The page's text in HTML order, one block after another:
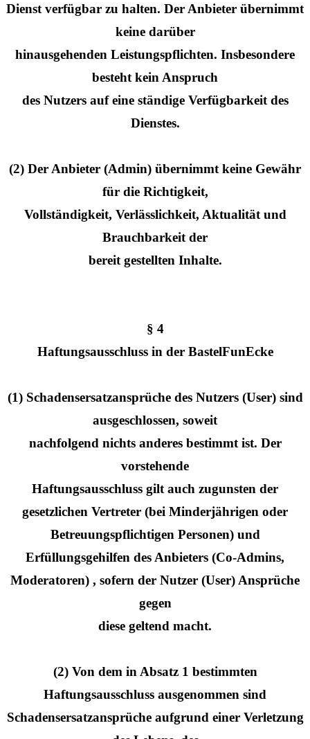
Dienst verfügbar zu halten. Der Anbieter übernimmt
keine darüber
hinausgehenden Leistungspflichten. Insbesondere
besteht kein Anspruch
des Nutzers auf eine ständige Verfügbarkeit des
Dienstes.
(2) Der Anbieter (Admin) übernimmt keine Gewähr
für die Richtigkeit,
Vollständigkeit, Verlässlichkeit, Aktualität und
Brauchbarkeit der
bereit gestellten Inhalte.
§ 4
Haftungsausschluss in der BastelFunEcke
(1) Schadensersatzansprüche des Nutzers (User) sind
ausgeschlossen, soweit
nachfolgend nichts anderes bestimmt ist. Der
vorstehende
Haftungsausschluss gilt auch zugunsten der
gesetzlichen Vertreter (bei Minderjährigen oder
Betreuungspflichtigen Personen) und
Erfüllungsgehilfen des Anbieters (Co-Admins,
Moderatoren) , sofern der Nutzer (User) Ansprüche
gegen
diese geltend macht.
(2) Von dem in Absatz 1 bestimmten
Haftungsausschluss ausgenommen sind
Schadensersatzansprüche aufgrund einer Verletzung